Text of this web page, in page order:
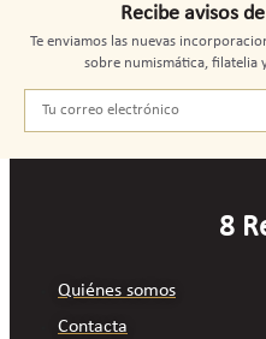
Recibe avisos
Te enviamos las nuevas
sobre numismática, filatelia
8
Quiénes somos
Contacta